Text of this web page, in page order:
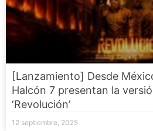
[Lanzamiento] Desde
Halcón 7 presentan la
‘Revolución’
12 septiembre, 2025